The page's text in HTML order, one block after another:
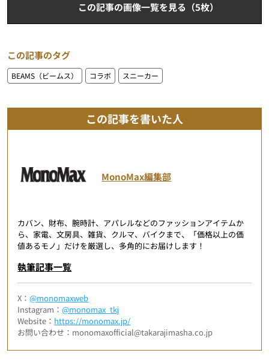
この記事の画像一覧を見る（5枚）
この記事のタグ
BEAMS（ビームス） コラボ スニーカー
この記事を書いた人
MonoMax編集部
カバン、財布、腕時計、アパレルなどのファッションアイテムか
ら、家電、文房具、雑貨、クルマ、バイクまで、「価格以上の価
値あるモノ」だけを厳選し、多角的にお届けします！
執筆記事一覧
X：@monomaxweb
Instagram：@monomax_tkj
Website： https://monomax.jp/
お問い合わせ：monomaxofficial@takarajimasha.co.jp